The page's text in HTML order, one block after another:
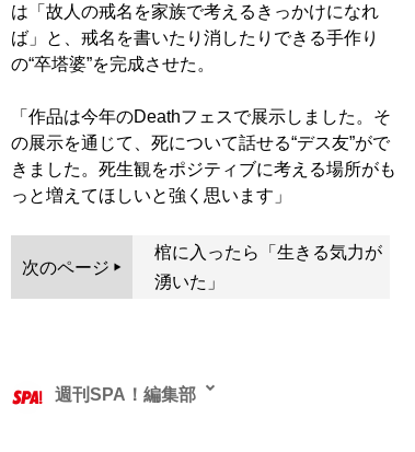
は「故人の戒名を家族で考えるきっかけになれ
ば」と、戒名を書いたり消したりできる手作り
の“卒塔婆”を完成させた。
「作品は今年のDeathフェスで展示しました。そ
の展示を通じて、死について話せる“デス友”がで
きました。死生観をポジティブに考える場所がも
っと増えてほしいと強く思います」
次のページ
棺に入ったら「生きる気力が
湧いた」
週刊SPA！編集部